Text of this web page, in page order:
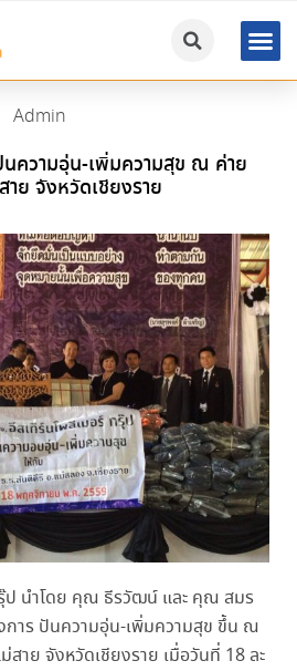
Admin
นความอุ่น-เพิ่มความสุข ณ ค่าย
ย จังหวัดเชียงราย
ป นำโดย คุณ ธีรวัฒน์ และ คุณ สมร
การ ปันความอุ่น-เพิ่มความสุข ขึ้น ณ
าย จังหวัดเชียงราย เมื่อวันที่ 18 ละ